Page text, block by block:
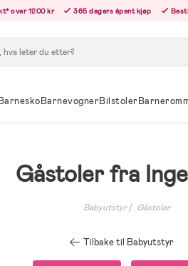
over 1200 kr 365 dagers åpent kjøp
BarnevognerBilstoler
Gåstoler fra
Babyutstyr Gåstoler
Tilbake til Babyutstyr